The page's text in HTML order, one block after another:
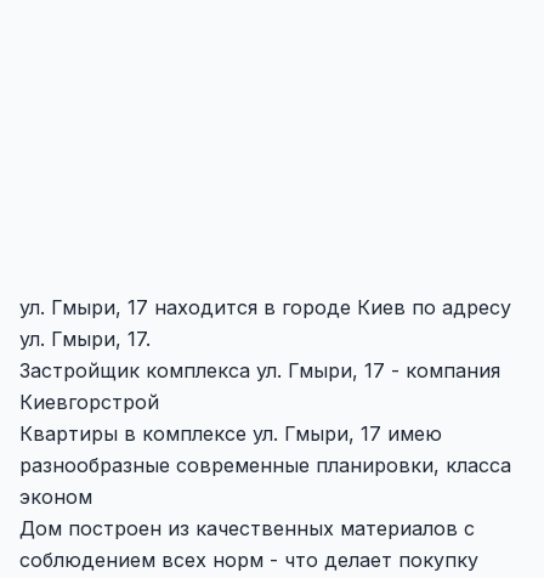
ул. Гмыри, 17 находится в городе Киев по адресу
ул. Гмыри, 17.
Застройщик комплекса ул. Гмыри, 17 - компания
Киевгорстрой
Квартиры в комплексе ул. Гмыри, 17 имею
разнообразные современные планировки, класса
эконом
Дом построен из качественных материалов с
соблюдением всех норм - что делает покупку